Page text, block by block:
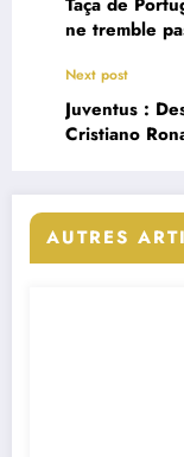
ne tremble
Next post
Juventus :
Cristiano
AUTRES